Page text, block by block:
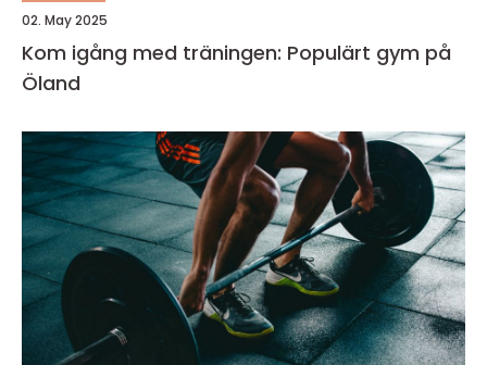
02. May 2025
Kom igång med träningen: Populärt gym på
Öland